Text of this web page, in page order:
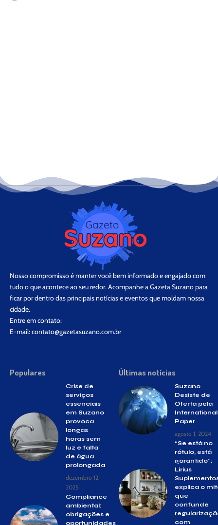
Nosso compromisso é manter você bem informado e engajado com
tudo o que acontece ao seu redor. Acompanhe a Gazeta Suzano para
ficar por dentro das principais notícias e eventos que moldam nossa
cidade.
Entre em contato:
E-mail:contato@gazetasuzano.com.br
Populares
Crise de
serviços
essenciais
em Suzano
provoca
longas
horas sem
luz e falta
de água
prolongada
dezembro 12,
2025
Compliance
ambiental:
obrigações e
oportunidades
Últimas notícias
Suzano
Desiste de
Oferta pela
International
Paper
agosto 1, 2024
“Se está no
rótulo, está
garantido”:
Lirius
explica o
que
confunde
com